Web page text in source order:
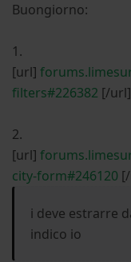
Buongiorno:
1.
[url]
filters#226382 [/url]
2.
[url]
city-form#246120
i deve estrarre
indico io